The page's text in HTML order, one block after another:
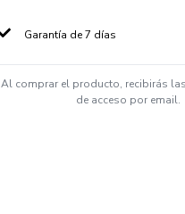
Garantía de 7 días
Al comprar el producto, recibirás
de acceso por email.